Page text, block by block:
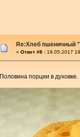
Re:Хлеб пшеничный
« Ответ #8 : 19.05.2017
Половина порции в